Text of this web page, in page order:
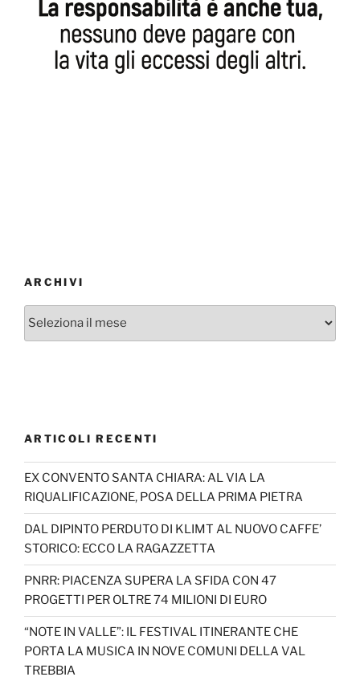
ARCHIVI
ARTICOLI RECENTI
EX CONVENTO SANTA CHIARA: AL VIA LA
RIQUALIFICAZIONE, POSA DELLA PRIMA PIETRA
DAL DIPINTO PERDUTO DI KLIMT AL NUOVO CAFFE’
STORICO: ECCO LA RAGAZZETTA
PNRR: PIACENZA SUPERA LA SFIDA CON 47
PROGETTI PER OLTRE 74 MILIONI DI EURO
“NOTE IN VALLE”: IL FESTIVAL ITINERANTE CHE
PORTA LA MUSICA IN NOVE COMUNI DELLA VAL
TREBBIA